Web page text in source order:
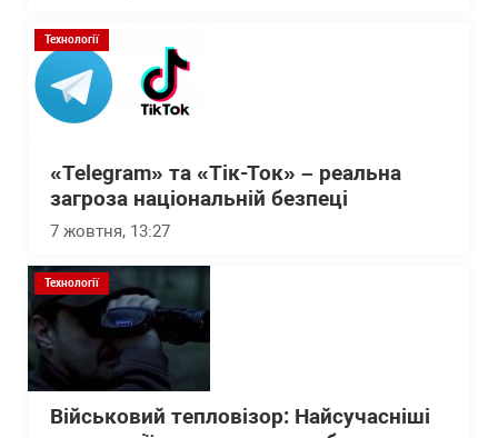
Технології
«Telegram» та «Tік-Ток» – реальна
загроза національній безпеці
7 жовтня, 13:27
Технології
Військовий тепловізор: Найсучасніші